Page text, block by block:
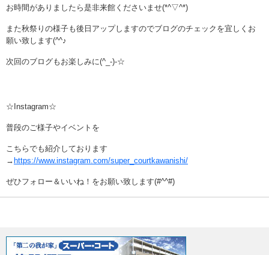
お時間がありましたら是非来館くださいませ(*^▽^*)
また秋祭りの様子も後日アップしますのでブログのチェックを宜しくお
願い致します(^^♪
次回のブログもお楽しみに(^_-)-☆
☆Instagram☆
普段のご様子やイベントを
こちらでも紹介しております
→https://www.instagram.com/super_courtkawanishi/
ぜひフォロー＆いいね！をお願い致します(#^^#)